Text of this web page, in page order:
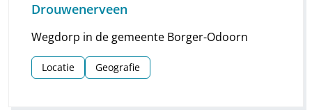
Drouwenerveen
Wegdorp in de gemeente Borger-Odoorn
Locatie Geografie